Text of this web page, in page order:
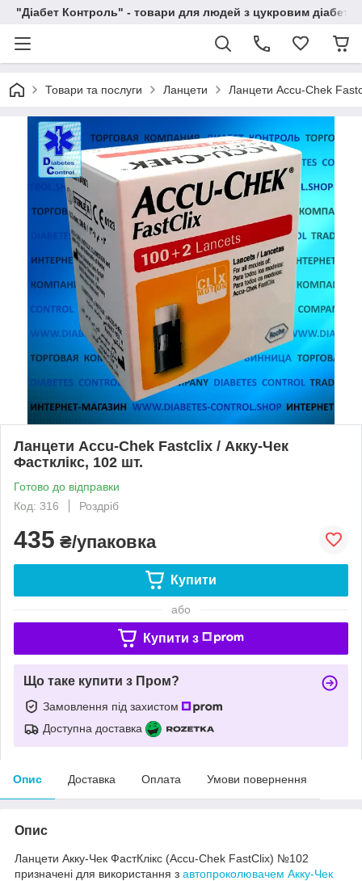
"Діабет Контроль" - товари для людей з цукровим
Товари та послуги Ланцети Ланцети Accu-Chek
Ланцети Accu-Chek Fastclix / Акку-Чек
Фастклікс, 102 шт.
Готово до відправки
Код: 316
Роздріб
435 ₴/упаковка
Купити
або
Купити з
Що таке купити з Пром?
Замовлення під захистом
Доступна доставка
Опис Доставка Оплата Умови повернення
Опис
Ланцети Акку-Чек ФастКлікс (Accu-Chek FastClix) №102
призначені для використання з автопроколювачем Акку-Чек